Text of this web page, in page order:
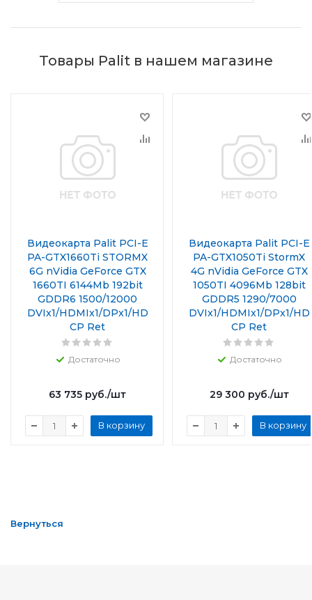
Товары Palit в нашем магазине
Видеокарта Palit PCI-E
PA-GTX1660Ti STORMX
6G nVidia GeForce GTX
1660TI 6144Mb 192bit
GDDR6 1500/12000
DVIx1/HDMIx1/DPx1/HD
CP Ret
Достаточно
63 735 руб./шт
В корзину
Видеокарта Palit PCI-E
PA-GTX1050Ti StormX
4G nVidia GeForce GTX
1050TI 4096Mb 128bit
GDDR5 1290/7000
DVIx1/HDMIx1/DPx1/HD
CP Ret
Достаточно
29 300 руб./шт
В корзину
Вернуться